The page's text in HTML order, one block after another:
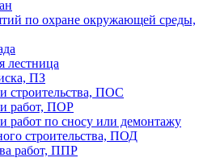
по охране окружающей среды,
лестница
ПЗ
строительства, ПОС
работ, ПОР
работ по сносу или демонтажу
строительства, ПОД
работ, ППР